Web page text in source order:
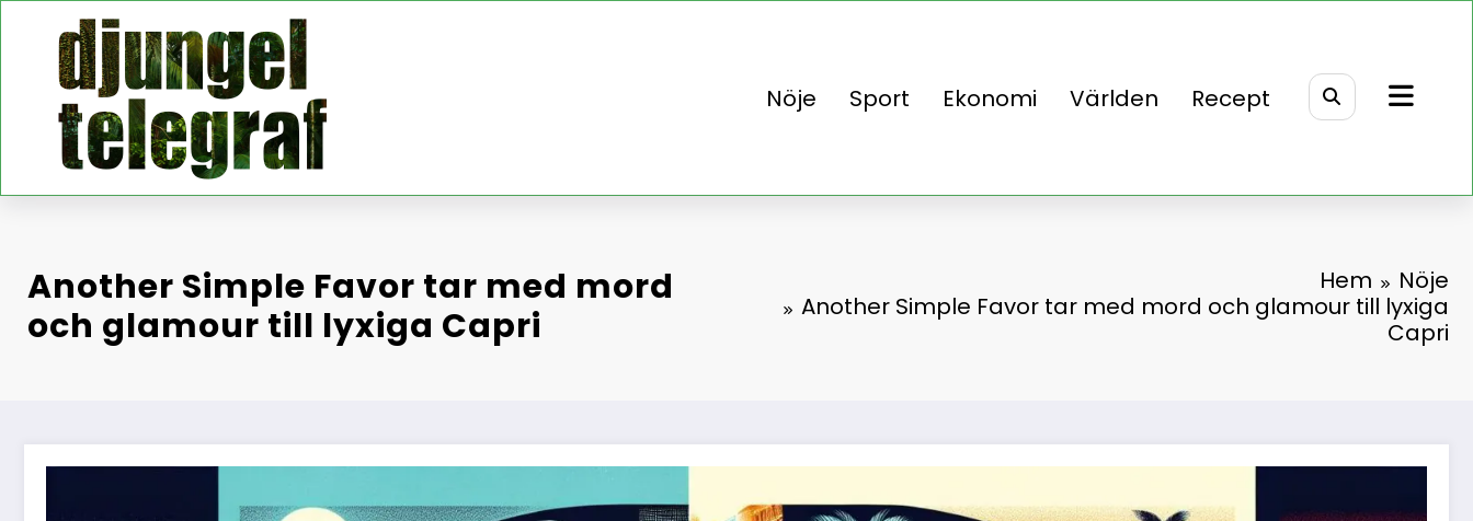
innehåll
Nöje Sport Ekonomi Världen Recept
Another Simple Favor tar med mord
och glamour till lyxiga Capri
Hem
Nöje
Another Simple Favor tar med mord och glamour till lyxiga
Capri